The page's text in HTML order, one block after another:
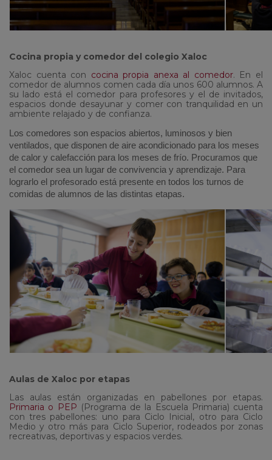
Cocina propia y comedor del colegio Xaloc
Xaloc cuenta con cocina propia anexa al comedor. En el
comedor de alumnos comen cada día unos 600 alumnos. A
su lado está el comedor para profesores y el de invitados,
espacios donde desayunar y comer con tranquilidad en un
ambiente relajado y de confianza.
Los comedores son espacios abiertos, luminosos y bien
ventilados, que disponen de aire acondicionado para los meses
de calor y calefacción para los meses de frío. Procuramos que
el comedor sea un lugar de convivencia y aprendizaje. Para
lograrlo el profesorado está presente en todos los turnos de
comidas de alumnos de las distintas etapas.
Aulas de Xaloc por etapas
Las aulas están organizadas en pabellones por etapas.
Primaria o PEP (Programa de la Escuela Primaria) cuenta
con tres pabellones: uno para Ciclo Inicial, otro para Ciclo
Medio y otro más para Ciclo Superior, rodeados por zonas
recreativas, deportivas y espacios verdes.